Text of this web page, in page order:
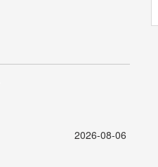
2026-08-06